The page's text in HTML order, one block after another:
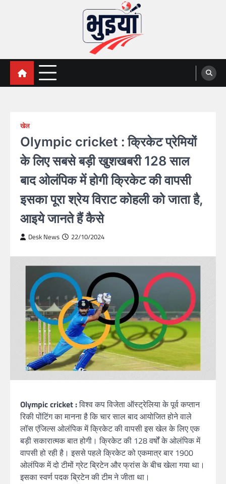
भुइयां, BHUIYAN, CG BHUIYAN
NEWS
BHUIYAN, CG BHUIYAN NEWS, KHASARA,छत्तीसगढ़ भू-
खेल
Olympic cricket : क्रिकेट प्रेमियों
के लिए सबसे बड़ी खुशखबरी 128 साल
बाद ओलंपिक में होगी क्रिकेट की वापसी
इसका पूरा श्रेय विराट कोहली को जाता है,
आइये जानते हैं कैसे
Desk News 22/10/2024
Olympic cricket :विश्व कप विजेता ऑस्ट्रेलिया के पूर्व कप्तान
रिकी पोंटिंग का मानना है कि चार साल बाद आयोजित होने वाले
लॉस एंजिल्स ओलंपिक में क्रिकेट की वापसी इस खेल के लिए एक
बड़ी सकारात्मक बात होगी। क्रिकेट की 128 वर्षों के ओलंपिक में
वापसी हो रही है। इससे पहले क्रिकेट को एकमात्र बार 1900
ओलंपिक में दो टीमों ग्रेट ब्रिटेन और फ्रांस के बीच खेला गया था।
इसका स्वर्ण पदक ब्रिटेन की टीम ने जीता था।